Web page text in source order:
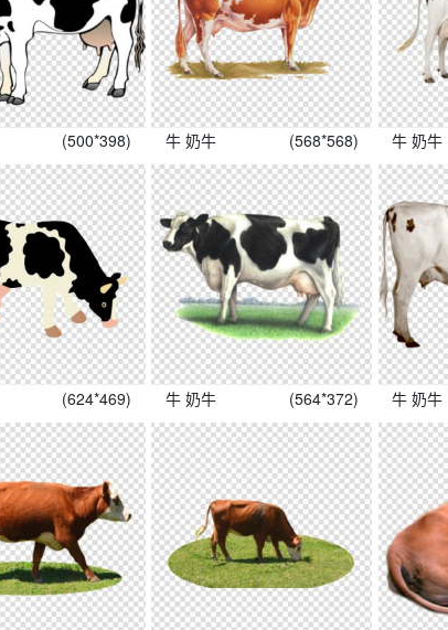
(500*398) 牛 奶牛 (568*568) 牛 奶牛
(624*469) 牛 奶牛 (564*372) 牛 奶牛